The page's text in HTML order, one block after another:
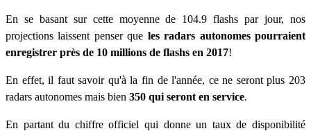
En se basant sur cette moyenne de 104.9 flashs par jour, nos
projections laissent penser que les radars autonomes pourraient
enregistrer près de 10 millions de flashs en 2017!
En effet, il faut savoir qu'à la fin de l'année, ce ne seront plus 203
radars autonomes mais bien 350 qui seront en service.
En partant du chiffre officiel qui donne un taux de disponibilité